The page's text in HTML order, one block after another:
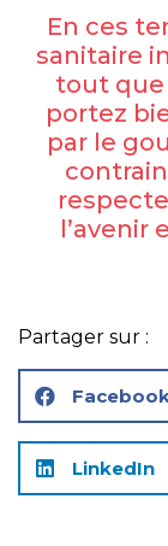
En ces
sanitaire
tout que
portez
par le
l’avenir
Partager sur :
LinkedIn